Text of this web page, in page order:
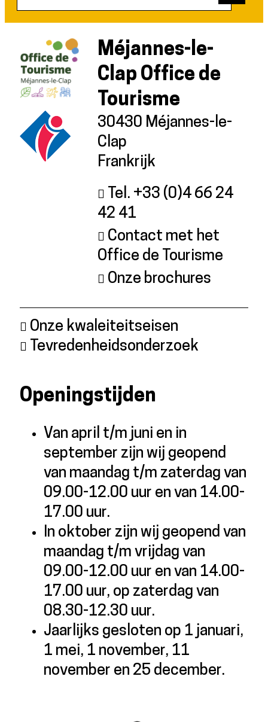
Méjannes-le-
Clap Office de
Tourisme
30430 Méjannes-le-
Clap
Frankrijk
Tel. +33 (0)4 66 24
42 41
Contact met het
Office de Tourisme
Onze brochures
Onze kwaleiteitseisen
Tevredenheidsonderzoek
Openingstijden
Van april t/m juni en in
september zijn wij geopend
van maandag t/m zaterdag van
09.00-12.00 uur en van 14.00-
17.00 uur.
In oktober zijn wij geopend van
maandag t/m vrijdag van
09.00-12.00 uur en van 14.00-
17.00 uur, op zaterdag van
08.30-12.30 uur.
Jaarlijks gesloten op 1 januari,
1 mei, 1 november, 11
november en 25 december.